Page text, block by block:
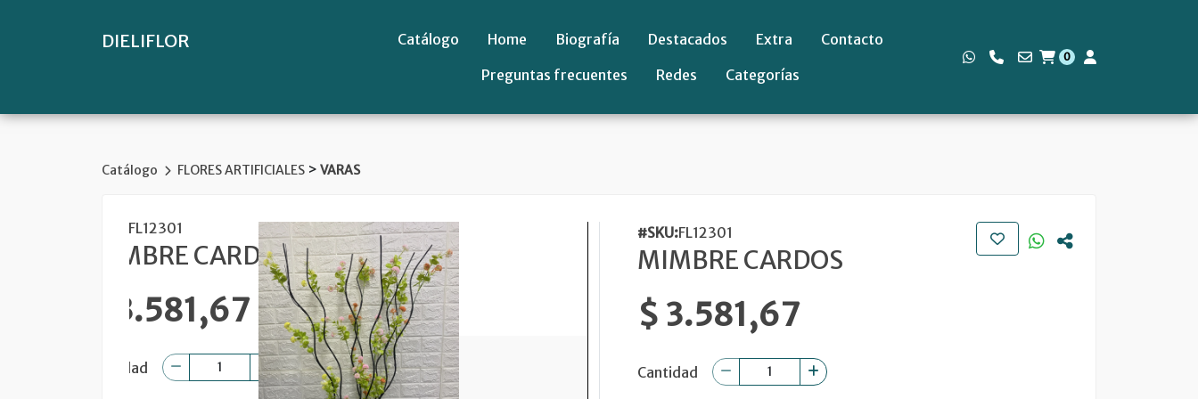
DIELIFLOR Catálogo Home Biografía Destacados Extra
Contacto
Preguntas frecuentes
Redes Categorías
0
Catálogo FLORES ARTIFICIALES > VARAS
#SKU:FL12301
MIMBRE CARDOS
$ 3.581,67
Cantidad